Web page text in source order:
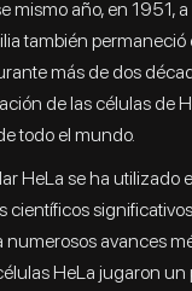
mismo año, en 1951,
también permaneció
más de dos
de las células de
todo el mundo.
HeLa se ha utilizado
científicos
numerosos avances
HeLa jugaron un